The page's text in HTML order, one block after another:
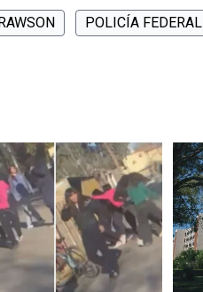
POLICÍA FEDERAL